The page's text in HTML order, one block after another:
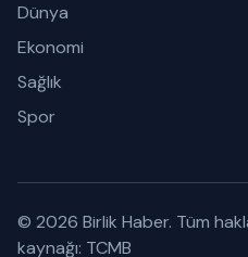
Dünya
Ekonomi
Sağlık
Spor
© 2026 Birlik Haber. Tüm
kaynağı: TCMB